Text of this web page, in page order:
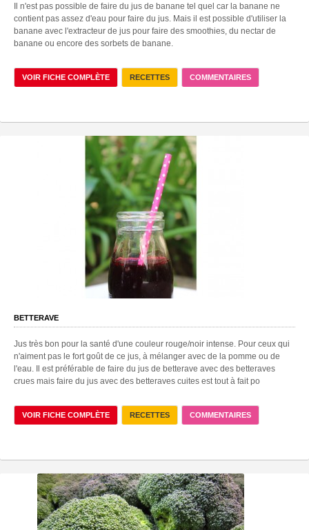
Il n'est pas possible de faire du jus de banane tel quel car la banane ne
contient pas assez d'eau pour faire du jus. Mais il est possible d'utiliser la
banane avec l'extracteur de jus pour faire des smoothies, du nectar de
banane ou encore des sorbets de banane.
VOIR FICHE COMPLÈTE RECETTES COMMENTAIRES
BETTERAVE
Jus très bon pour la santé d'une couleur rouge/noir intense. Pour ceux qui
n'aiment pas le fort goût de ce jus, à mélanger avec de la pomme ou de
l'eau. Il est préférable de faire du jus de betterave avec des betteraves
crues mais faire du jus avec des betteraves cuites est tout à fait po
VOIR FICHE COMPLÈTE RECETTES COMMENTAIRES